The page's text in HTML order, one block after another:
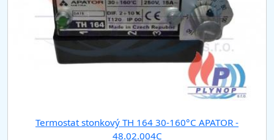
Termostat stonkový TH 164 30-160°C APATOR -
48.02.004C